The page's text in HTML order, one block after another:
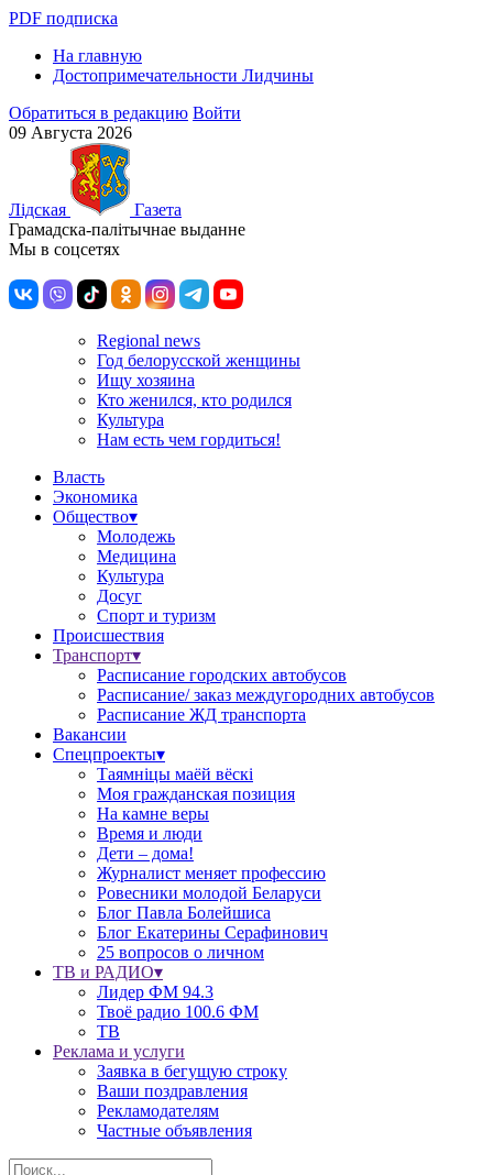
PDF подписка
На главную
Достопримечательности Лидчины
Обратиться в редакцию Войти
09 Августа 2026
Лiдская
Газета
Грамадска-палiтычнае выданне
Мы в соцсетях
Regional news
Год белорусской женщины
Ищу хозяина
Кто женился, кто родился
Культура
Нам есть чем гордиться!
Власть
Экономика
Общество▾
Молодежь
Медицина
Культура
Досуг
Спорт и туризм
Происшествия
Транспорт▾
Расписание городских автобусов
Расписание/ заказ междугородних автобусов
Расписание ЖД транспорта
Вакансии
Спецпроекты▾
Таямніцы маёй вёскі
Моя гражданская позиция
На камне веры
Время и люди
Дети – дома!
Журналист меняет профессию
Ровесники молодой Беларуси
Блог Павла Болейшиса
Блог Екатерины Серафинович
25 вопросов о личном
ТВ и РАДИО▾
Лидер ФМ 94.3
Твоё радио 100.6 ФМ
ТВ
Реклама и услуги
Заявка в бегущую строку
Ваши поздравления
Рекламодателям
Частные объявления